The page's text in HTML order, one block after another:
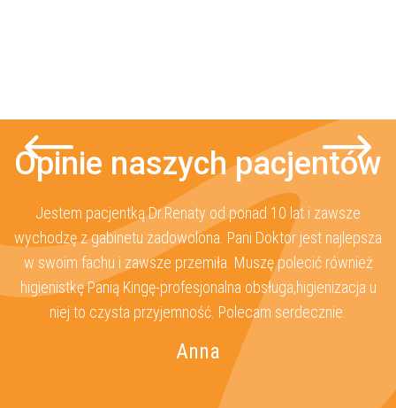
Opinie naszych pacjentów
Jestem pacjentką Dr.Renaty od ponad 10 lat i zawsze
wychodzę z gabinetu zadowolona. Pani Doktor jest najlepsza
w swoim fachu i zawsze przemiła. Muszę polecić również
higienistkę Panią Kingę-profesjonalna obsługa,higienizacja u
niej to czysta przyjemność. Polecam serdecznie.
Anna